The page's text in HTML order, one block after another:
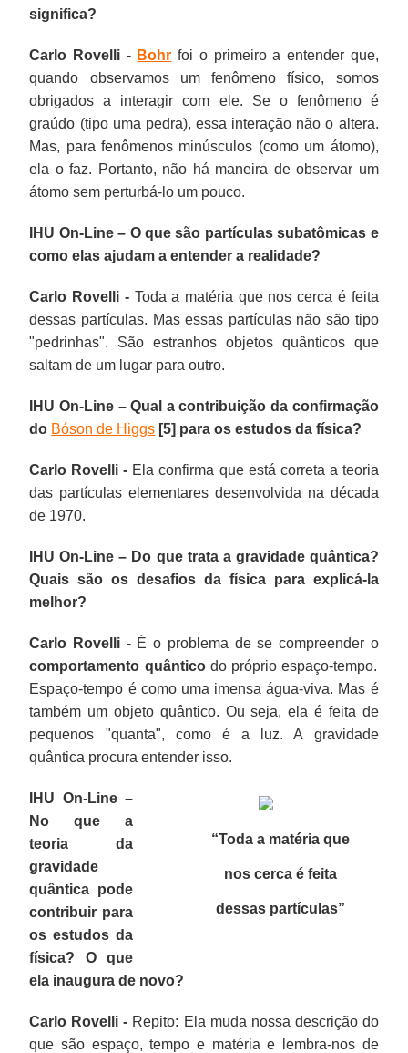
significa?
Carlo Rovelli - Bohr foi o primeiro a entender que,
quando observamos um fenômeno físico, somos
obrigados a interagir com ele. Se o fenômeno é
graúdo (tipo uma pedra), essa interação não o altera.
Mas, para fenômenos minúsculos (como um átomo),
ela o faz. Portanto, não há maneira de observar um
átomo sem perturbá-lo um pouco.
IHU On-Line – O que são partículas subatômicas e
como elas ajudam a entender a realidade?
Carlo Rovelli -Toda a matéria que nos cerca é feita
dessas partículas. Mas essas partículas não são tipo
"pedrinhas". São estranhos objetos quânticos que
saltam de um lugar para outro.
IHU On-Line – Qual a contribuição da confirmação
do Bóson de Higgs [5] para os estudos da física?
Carlo Rovelli - Ela confirma que está correta a teoria
das partículas elementares desenvolvida na década
de 1970.
IHU On-Line – Do que trata a gravidade quântica?
Quais são os desafios da física para explicá-la
melhor?
Carlo Rovelli -É o problema de se compreender o
comportamento quânticodo próprio espaço-tempo.
Espaço-tempo é como uma imensa água-viva. Mas é
também um objeto quântico. Ou seja, ela é feita de
pequenos "quanta", como é a luz. A gravidade
quântica procura entender isso.
“Toda a matéria que
nos cerca é feita
dessas partículas”
IHU On-Line –
No que a
teoria da
gravidade
quântica pode
contribuir para
os estudos da
física? O que
ela inaugura de novo?
Carlo Rovelli - Repito: Ela muda nossa descrição do
que são espaço, tempo e matéria e lembra-nos de